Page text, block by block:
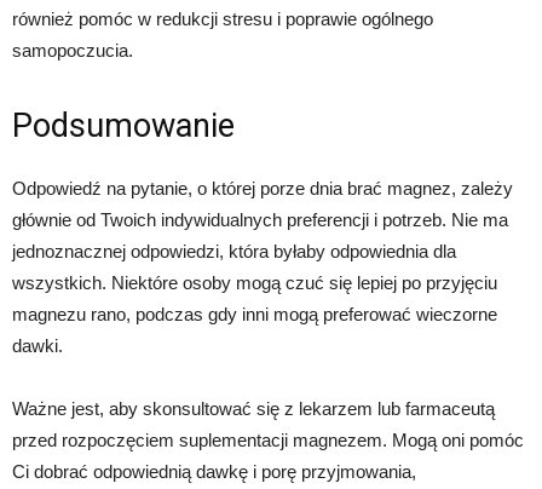
również pomóc w redukcji stresu i poprawie ogólnego
samopoczucia.
Podsumowanie
Odpowiedź na pytanie, o której porze dnia brać magnez, zależy
głównie od Twoich indywidualnych preferencji i potrzeb. Nie ma
jednoznacznej odpowiedzi, która byłaby odpowiednia dla
wszystkich. Niektóre osoby mogą czuć się lepiej po przyjęciu
magnezu rano, podczas gdy inni mogą preferować wieczorne
dawki.
Ważne jest, aby skonsultować się z lekarzem lub farmaceutą
przed rozpoczęciem suplementacji magnezem. Mogą oni pomóc
Ci dobrać odpowiednią dawkę i porę przyjmowania,